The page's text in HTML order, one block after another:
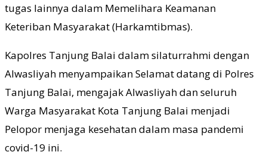
tugas lainnya dalam Memelihara Keamanan
Keteriban Masyarakat (Harkamtibmas).
Kapolres Tanjung Balai dalam silaturrahmi dengan
Alwasliyah menyampaikan Selamat datang di Polres
Tanjung Balai, mengajak Alwasliyah dan seluruh
Warga Masyarakat Kota Tanjung Balai menjadi
Pelopor menjaga kesehatan dalam masa pandemi
covid-19 ini.